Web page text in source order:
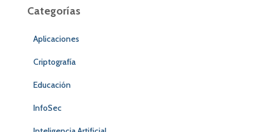
Categorías
Aplicaciones
Criptografía
Educación
InfoSec